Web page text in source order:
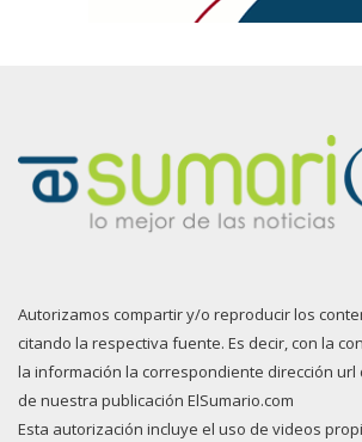
Autorizamos compartir y/o reproducir los
citando la respectiva fuente. Es decir, con la
la información la correspondiente dirección url
de nuestra publicación ElSumario.com
Esta autorización incluye el uso de videos